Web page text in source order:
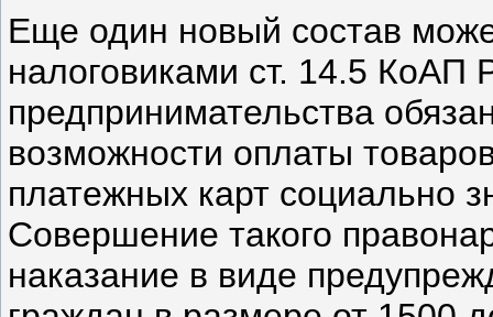
Еще один новый состав
налоговиками ст. 14.5
предпринимательства
возможности оплаты
платежных карт социально
Совершение такого
наказание в виде